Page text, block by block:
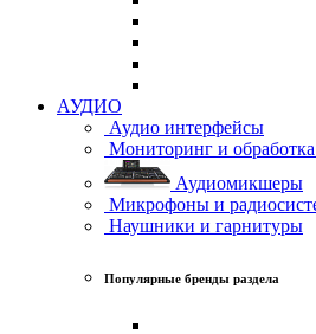
АУДИО
Аудио интерфейсы
Мониторинг и обработка
Аудиомикшеры
Микрофоны и
Наушники и гарнитуры
Популярные бренды раздела